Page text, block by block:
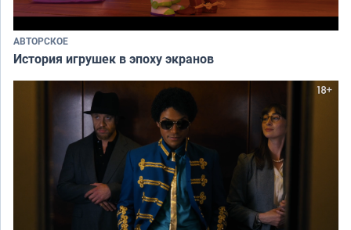
АВТОРСКОЕ
История игрушек в эпоху экранов